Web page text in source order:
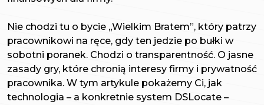
Nie chodzi tu o bycie „Wielkim Bratem”, który patrzy
pracownikowi na ręce, gdy ten jedzie po bułki w
sobotni poranek. Chodzi o transparentność. O jasne
zasady gry, które chronią interesy firmy i prywatność
pracownika. W tym artykule pokażemy Ci, jak
technologia – a konkretnie system DSLocate –